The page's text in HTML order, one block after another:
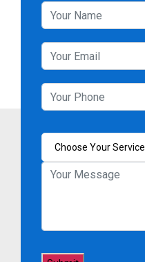
Choose Your Service